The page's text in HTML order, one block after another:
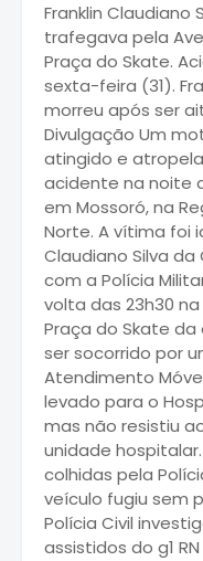
Franklin Claudiano
trafegava pela
Praça do Skate.
sexta-feira (31).
morreu após ser
Divulgação Um
atingido e
acidente na noite
em Mossoró, na
Norte. A vítima foi
Claudiano Silva da
com a Polícia
volta das 23h30
Praça do Skate
ser socorrido por
Atendimento
levado para o
mas não resistiu
unidade
colhidas pela
veículo fugiu sem
Polícia Civil
assistidos do g1 RN